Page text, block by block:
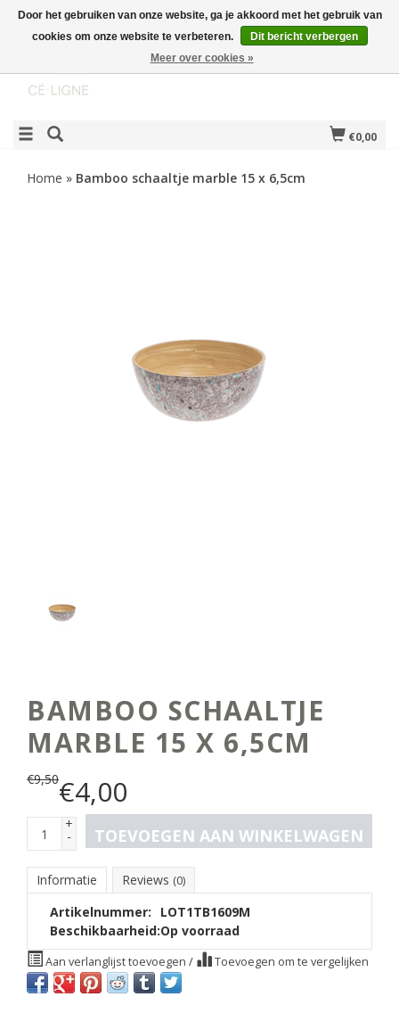
€0,00
Home » Bamboo schaaltje marble 15 x 6,5cm
BAMBOO SCHAALTJE
MARBLE 15 X 6,5CM
€9,50€4,00
+
- TOEVOEGEN AAN WINKELWAGEN
Informatie Reviews (0)
Artikelnummer:
LOT1TB1609M
Beschikbaarheid:Op voorraad
Aan verlanglijst toevoegen / Toevoegen om te vergelijken
Door het gebruiken van onze website, ga je akkoord met het gebruik van
cookies om onze website te verbeteren.
Dit bericht verbergen
Meer over cookies »